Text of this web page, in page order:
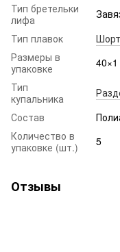
Тип бретельки
лифа
Тип плавок
Размеры в
упаковке
Тип
купальника
Состав
Количество в
упаковке (шт.)
5
Отзывы